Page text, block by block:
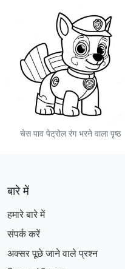
चेस पाव पेट्रोल रंग भरने वाला पृष्ठ
बारे में
हमारे बारे में
संपर्क करें
अक्सर पूछे जाने वाले प्रश्न